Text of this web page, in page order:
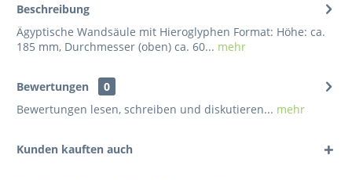
Beschreibung
Ägyptische Wandsäule mit Hieroglyphen Format: Höhe: ca.
185 mm, Durchmesser (oben) ca. 60... mehr
Bewertungen
0
Bewertungen lesen, schreiben und diskutieren... mehr
Kunden kauften auch